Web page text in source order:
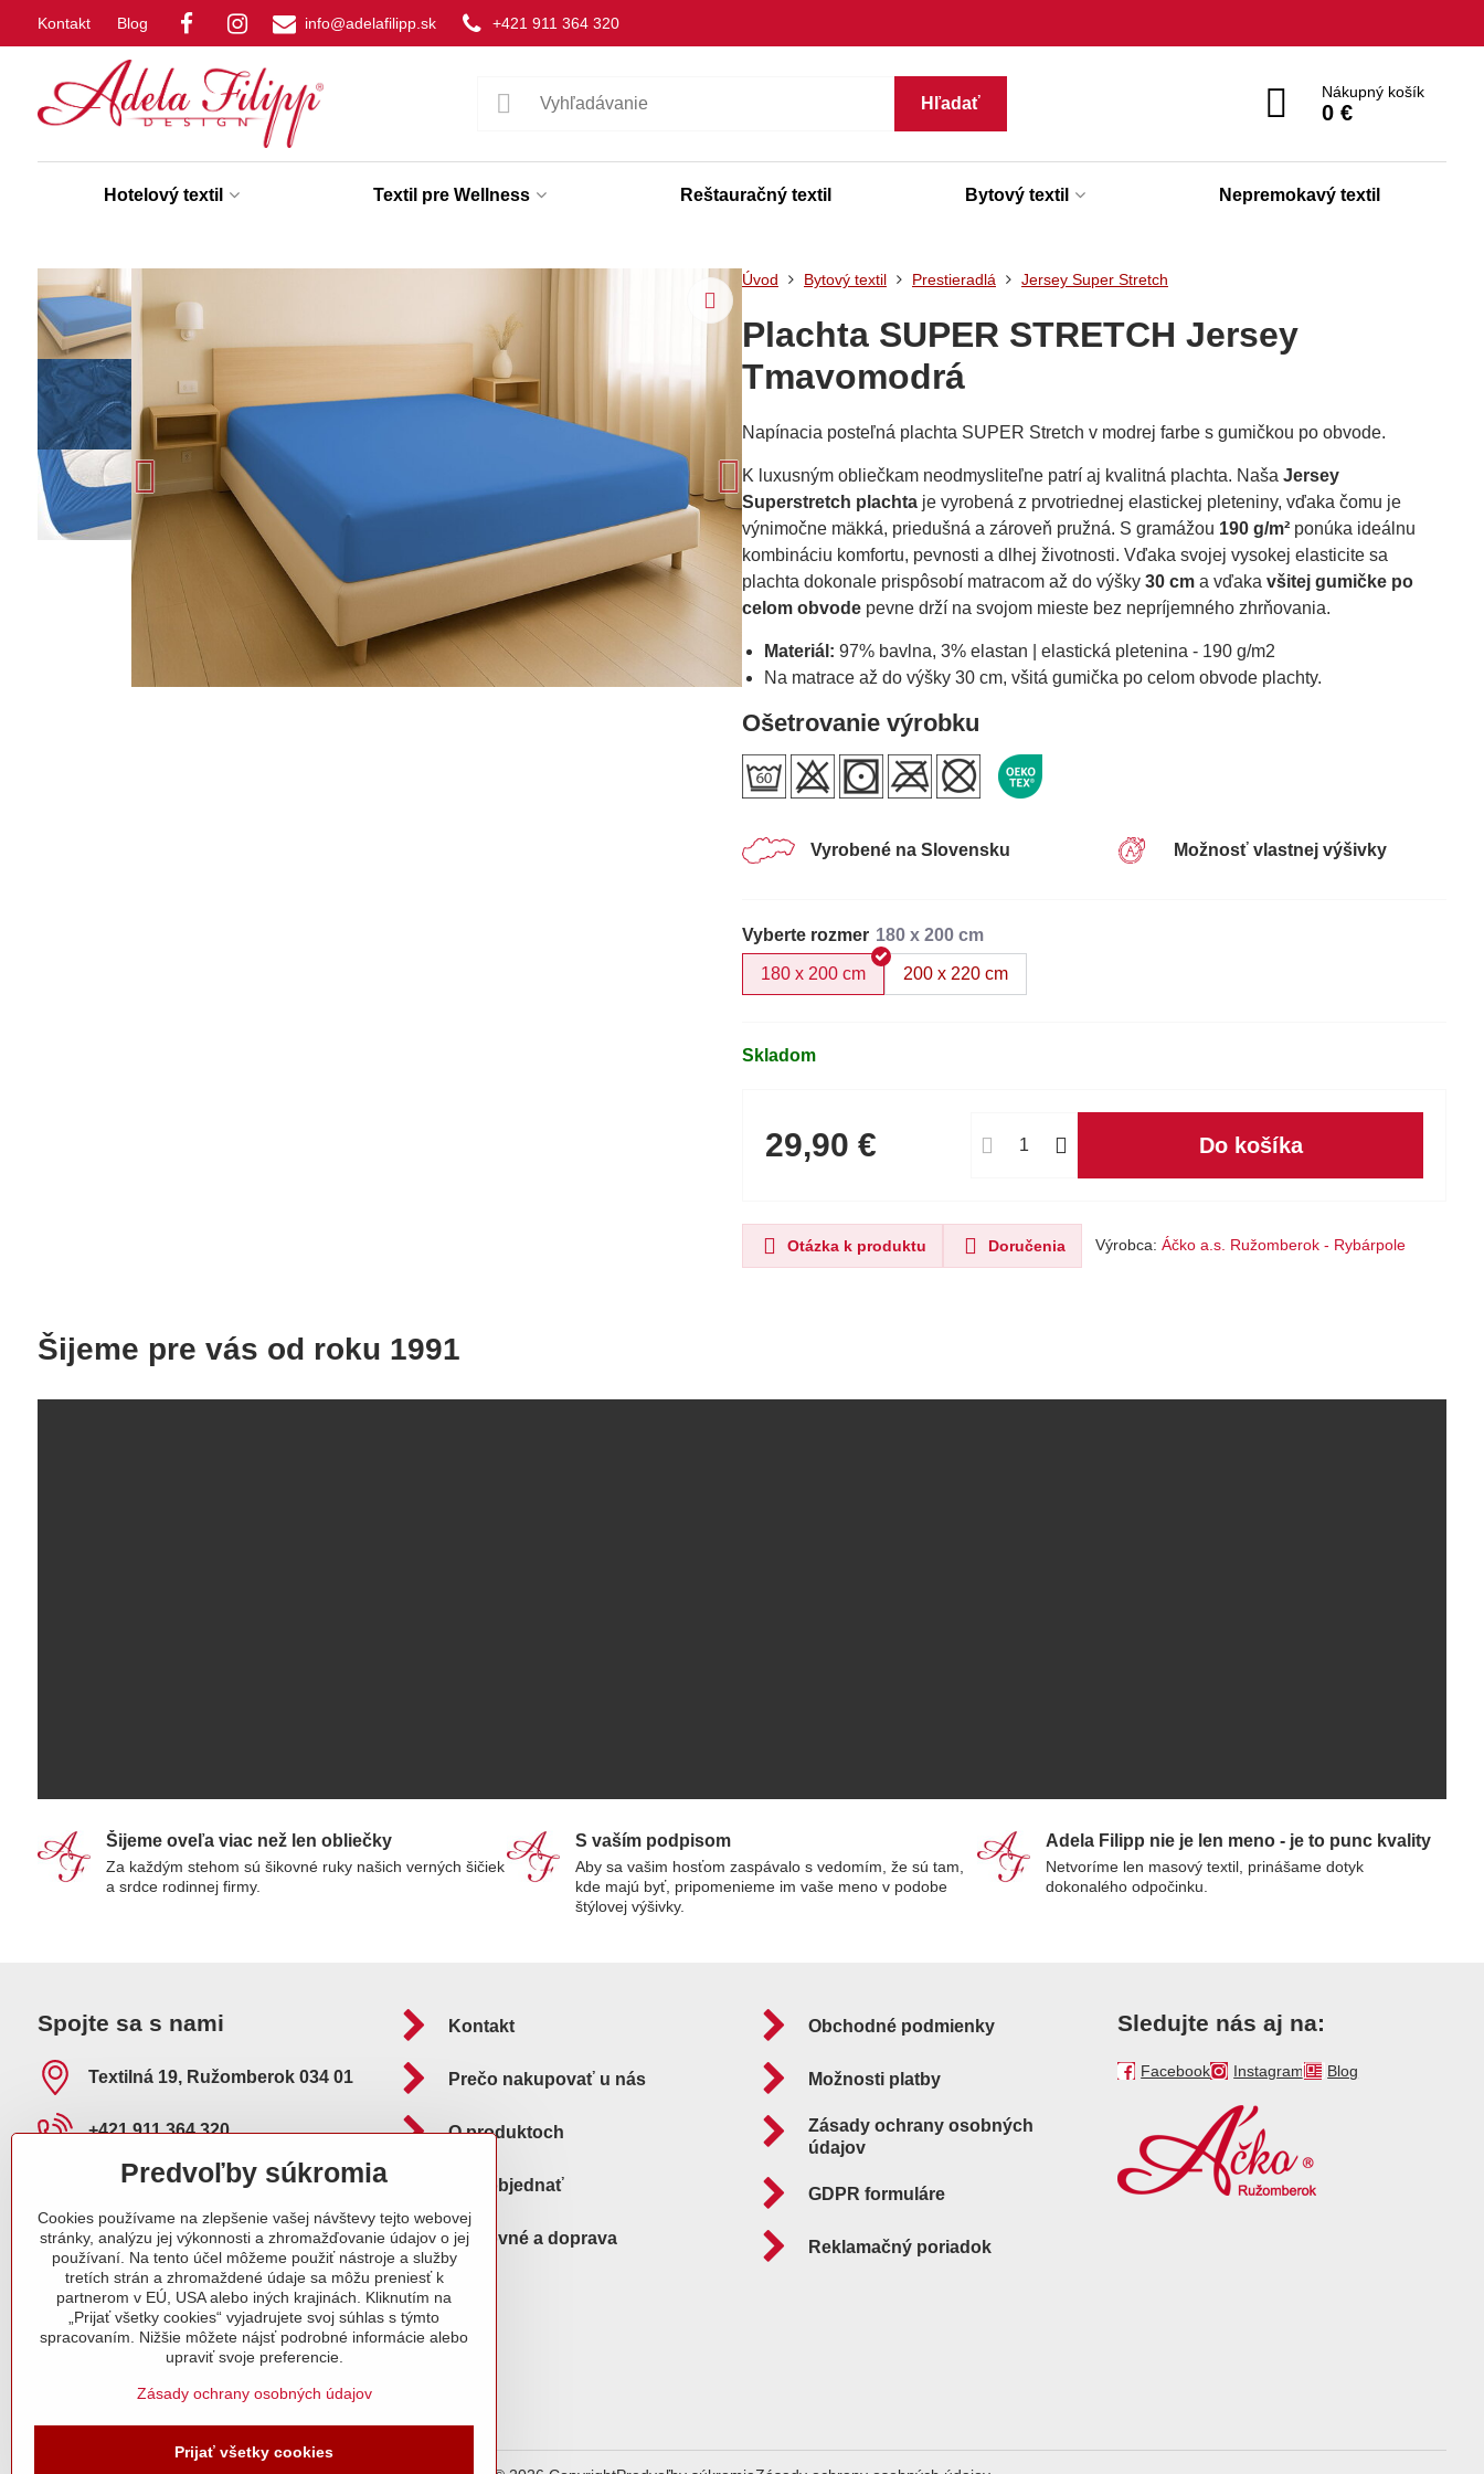
Kontakt Blog info@adelafilipp.sk +421 911 364 320
Hľadať
Nákupný košík
0 €
Hotelový textil Textil pre Wellness Reštauračný textil Bytový textil Nepremokavý textil
Úvod Bytový textil Prestieradlá Jersey Super Stretch
Plachta SUPER STRETCH Jersey
Tmavomodrá
Napínacia posteľná plachta SUPER Stretch v modrej farbe s gumičkou po obvode.
K luxusným obliečkam neodmysliteľne patrí aj kvalitná plachta. Naša Jersey
Superstretch plachtaje vyrobená z prvotriednej elastickej pleteniny, vďaka čomu je
výnimočne mäkká, priedušná a zároveň pružná. S gramážou 190 g/m²ponúka ideálnu
kombináciu komfortu, pevnosti a dlhej životnosti. Vďaka svojej vysokej elasticite sa
plachta dokonale prispôsobí matracom až do výšky 30 cma vďaka všitej gumičke po
celom obvodepevne drží na svojom mieste bez nepríjemného zhrňovania.
Materiál: 97% bavlna, 3% elastan | elastická pletenina - 190 g/m2
Na matrace až do výšky 30 cm, všitá gumička po celom obvode plachty.
Ošetrovanie výrobku
Vyrobené na Slovensku Možnosť vlastnej výšivky
Vyberte rozmer
180 x 200 cm 200 x 220 cm
Skladom
29,90 € Do košíka
Otázka k produktu Doručenia Výrobca: Áčko a.s. Ružomberok - Rybárpole
Šijeme pre vás od roku 1991
Šijeme oveľa viac než len obliečky
Za každým stehom sú šikovné ruky našich verných šičiek
a srdce rodinnej firmy.
S vaším podpisom
Aby sa vašim hosťom zaspávalo s vedomím, že sú tam,
kde majú byť, pripomenieme im vaše meno v podobe
štýlovej výšivky.
Adela Filipp nie je len meno - je to punc kvality
Netvoríme len masový textil, prinášame dotyk
dokonalého odpočinku.
Spojte sa s nami
Textilná 19, Ružomberok 034 01
+421 911 364 320
info​@adelafilipp​.sk
O nás
Naše certifikáty
Objednávky
Stav objednávky
Kontakt
Prečo nakupovať u nás
O produktoch
Ako objednať
Poštovné a doprava
Obchodné podmienky
Možnosti platby
Zásady ochrany osobných
údajov
GDPR formuláre
Reklamačný poriadok
Sledujte nás aj na:
Facebook Instagram Blog
Predvoľby súkromia
Cookies používame na zlepšenie vašej návštevy tejto webovej
stránky, analýzu jej výkonnosti a zhromažďovanie údajov o jej
používaní. Na tento účel môžeme použiť nástroje a služby
tretích strán a zhromaždené údaje sa môžu preniesť k
partnerom v EÚ, USA alebo iných krajinách. Kliknutím na
„Prijať všetky cookies“ vyjadrujete svoj súhlas s týmto
spracovaním. Nižšie môžete nájsť podrobné informácie alebo
upraviť svoje preferencie.
Zásady ochrany osobných údajov
Prijať všetky cookies